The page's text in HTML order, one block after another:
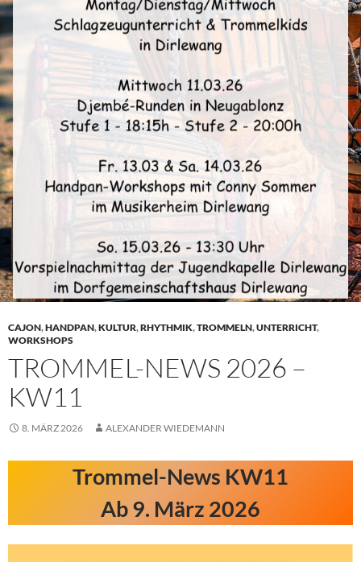
CAJON,HANDPAN,KULTUR,RHYTHMIK,TROMMELN,UNTERRICHT,
WORKSHOPS
TROMMEL-NEWS 2026 –
KW11
8. MÄRZ 2026 ALEXANDER WIEDEMANN
Trommel-News KW11
Ab 9. März 2026